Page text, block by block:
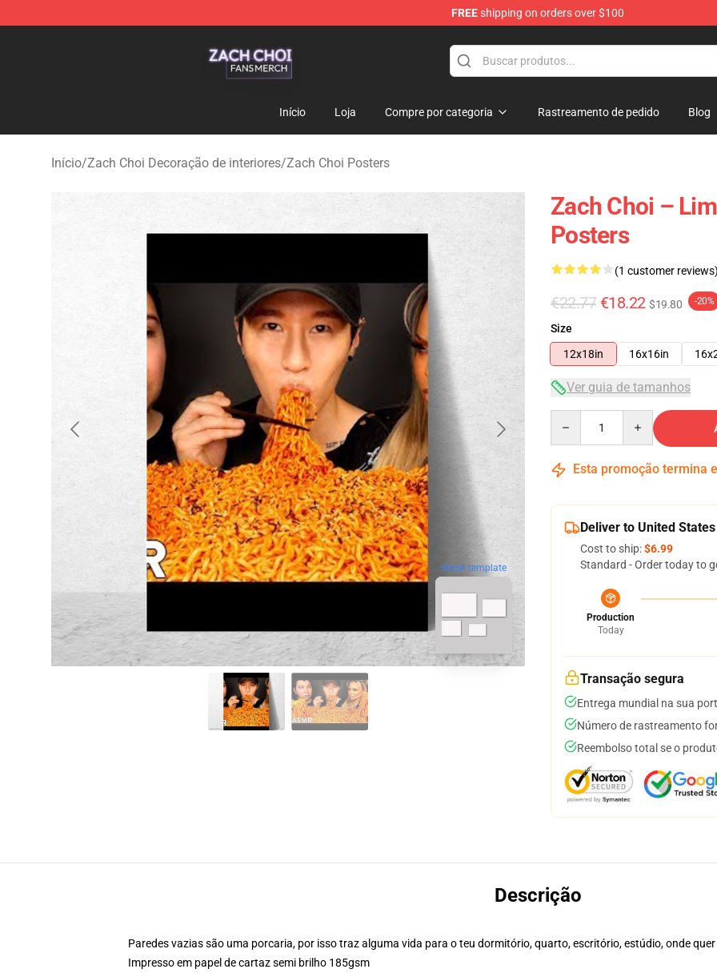
FREEshipping on orders over $100
Início Loja Compre por categoria Rastreamento de pedido Blog
Início/Zach Choi Decoração de interiores/Zach Choi Posters
blank template
Zach Choi –
Posters
(1 customer reviews)
€22.77 €18.22 $19.80 -20%
Size
12x18in
16x16in
Ver guia de tamanhos
Esta promoção termina
Deliver to United States
Cost to ship:$6.99
Standard - Order today to
Production
Today
Transação segura
Entrega mundial na sua
Número de rastreamento
Reembolso total se o
Descrição
Paredes vazias são uma porcaria, por isso traz alguma vida para o teu dormitório, quarto, escritório, estúdio, onde quer
Impresso em papel de cartaz semi brilho 185gsm